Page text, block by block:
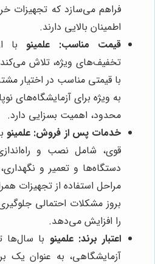
فراهم می‌سازد که تجهیزات
اطمینان بالایی دارند.
قیمت مناسب:
علمینو با
تخفیف‌های ویژه، تلاش می‌کند
با قیمتی مناسب در اختیار
به ویژه برای آزمایشگاه‌های
محدود، اهمیت بسزایی دارد.
خدمات پس از فروش: علمینو
قوی، شامل نصب و
دستگاه‌ها و تعمیر و
مراحل استفاده از تجهیزات
بروز مشکلات احتمالی
را افزایش می‌دهد.
اعتبار برند: علمینو با سال‌ها
آزمایشگاهی، به عنوان یک